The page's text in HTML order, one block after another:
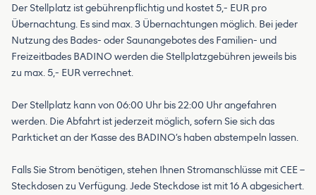
Der Stellplatz ist gebührenpflichtig und kostet 5,- EUR pro
Übernachtung. Es sind max. 3 Übernachtungen möglich. Bei jeder
Nutzung des Bades- oder Saunangebotes des Familien- und
Freizeitbades BADINO werden die Stellplatzgebühren jeweils bis
zu max. 5,- EUR verrechnet.
Der Stellplatz kann von 06:00 Uhr bis 22:00 Uhr angefahren
werden. Die Abfahrt ist jederzeit möglich, sofern Sie sich das
Parkticket an der Kasse des BADINO’s haben abstempeln lassen.
Falls Sie Strom benötigen, stehen Ihnen Stromanschlüsse mit CEE –
Steckdosen zu Verfügung. Jede Steckdose ist mit 16 A abgesichert.